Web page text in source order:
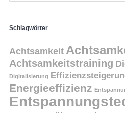
Schlagwörter
Achtsamkeit
Achtsamkeitstraining
Digitalisierung
Energieeffizienz